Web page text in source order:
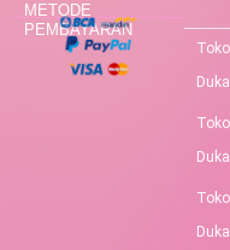
METODE
PEMBAYARAN